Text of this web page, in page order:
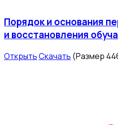
Порядок и основания
и восстановления
ОткрытьСкачать (Размер